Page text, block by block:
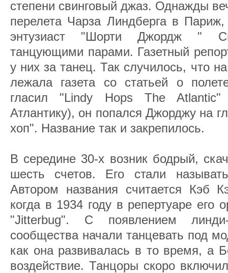
степени свинговый джаз. Однажды
перелета Чарза Линдберга в
энтузиаст "Шорти Джордж "
танцующими парами. Газетный
у них за танец. Так случилось, что
лежала газета со статьей о
гласил "Lindy Hops The Atlantic"
Атлантику), он попался Джорджу на
хоп". Название так и закрепилось.
В середине 30-х возник бодрый,
шесть счетов. Его стали
Автором названия считается Кэб
когда в 1934 году в репертуаре его
"Jitterbug". С появлением
сообщества начали танцевать под
как она развивалась в то время, а
воздействие. Танцоры скоро